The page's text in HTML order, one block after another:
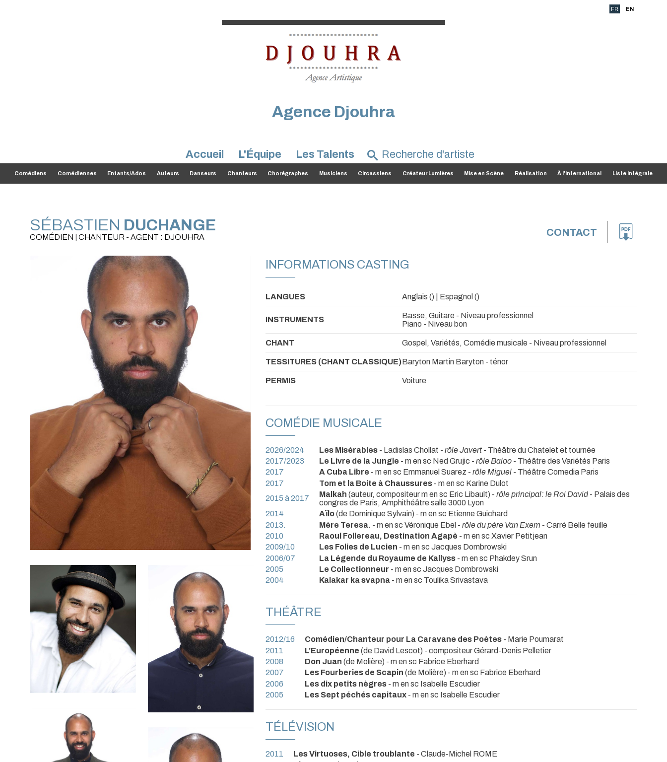
FR EN
Agence Djouhra
Accueil L'Équipe Les Talents
Comédiens Comédiennes Enfants/Ados Auteurs Danseurs Chanteurs Chorégraphes Musiciens Circassiens Créateur Lumières Mise en Scène Réalisation À l'International Liste intégrale
SÉBASTIEN DUCHANGE
COMÉDIEN | CHANTEUR - AGENT : DJOUHRA CONTACT
INFORMATIONS CASTING
LANGUES Anglais () | Espagnol ()
INSTRUMENTS
Basse, Guitare - Niveau professionnel
Piano - Niveau bon
CHANT Gospel, Variétés, Comédie musicale - Niveau professionnel
TESSITURES (CHANT CLASSIQUE)Baryton Martin Baryton - ténor
PERMIS Voiture
COMÉDIE MUSICALE
2026/2024 Les Misérables - Ladislas Chollat - rôle Javert - Théâtre du Chatelet et tournée
2017/2023
Le Livre de la Jungle - m en sc Ned Grujic - rôle Baloo - Théâtre des Variétés Paris
2017
A Cuba Libre - m en sc Emmanuel Suarez - rôle Miguel - Théâtre Comedia Paris
2017
Tom et la Boite à Chaussures - m en sc Karine Dulot
2015 à 2017
Malkah (auteur, compositeur m en sc Eric Libault) - rôle principal: le Roi David- Palais des
congres de Paris, Amphithéâtre salle 3000 Lyon
2014
Aïlo(de Dominique Sylvain) - m en sc Etienne Guichard
2013.
Mère Teresa. - m en sc Véronique Ebel - rôle du père Van Exem - Carré Belle feuille
2010
Raoul Follereau, Destination Agapè - m en sc Xavier Petitjean
2009/10
Les Folies de Lucien - m en sc Jacques Dombrowski
2006/07
La Légende du Royaume de Kallyss - m en sc Phakdey Srun
2005
Le Collectionneur - m en sc Jacques Dombrowski
2004
Kalakar ka svapna - m en sc Toulika Srivastava
THÉÂTRE
2012/16 Comédien/Chanteur pour La Caravane des Poètes - Marie Poumarat
2011
L’Européenne (de David Lescot) - compositeur Gérard-Denis Pelletier
2008
Don Juan (de Molière) - m en sc Fabrice Eberhard
2007
Les Fourberies de Scapin (de Molière) - m en sc Fabrice Eberhard
2006
Les dix petits nègres - m en sc Isabelle Escudier
2005
Les Sept péchés capitaux - m en sc Isabelle Escudier
TÉLÉVISION
2011 Les Virtuoses, Cible troublante - Claude-Michel ROME